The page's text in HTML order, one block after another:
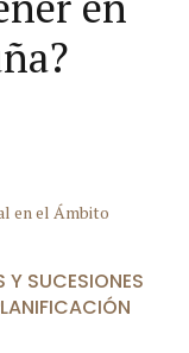
Y SUCESIONES